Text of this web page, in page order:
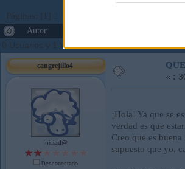
Páginas: [ 1
Autor
Tema: QUEDADA
0 Usuarios y 1 Visitante están viendo este tema.
cangrejillo4
Iniciad@
Desconectado
« :
¡Hola! Ya que se
verdad es que
Creo que es
supuesto que yo,